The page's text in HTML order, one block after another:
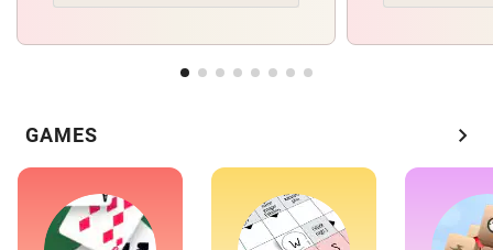
GAMES chevron_right